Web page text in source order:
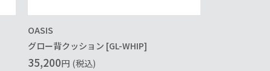
OASIS
グロー背クッション [GL-WHIP]
35,200円 (税込)